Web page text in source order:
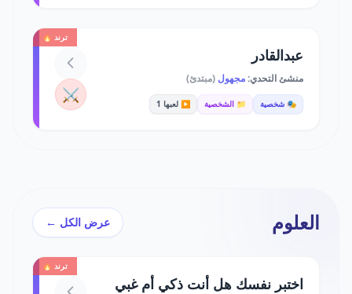
ترند 🔥
عبدالقادر
منشئ التحدي:مجهول (مبتدئ)
🎭 شخصية 📁 الشخصية ▶️ لعبها 1 ⚔️
العلوم عرض الكل ←
ترند 🔥
اختبر نفسك هل أنت ذكي أم غبي